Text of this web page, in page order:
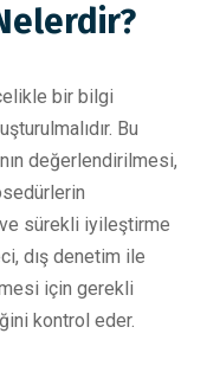
bir bilgi
Bu
değerlendirilmesi,
sürekli iyileştirme
dış denetim ile
için gerekli
kontrol eder.